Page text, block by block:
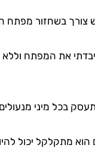
צורך בשחזור מפתח
את המפתח
בכל מיני
מתקלקל יכול